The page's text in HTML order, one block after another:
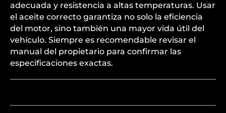
adecuada y resistencia a altas temperaturas. Usar
el aceite correcto garantiza no solo la eficiencia
del motor, sino también una mayor vida útil del
vehículo. Siempre es recomendable revisar el
manual del propietario para confirmar las
especificaciones exactas.